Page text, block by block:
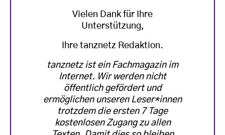
Vielen Dank für Ihre
Unterstützung,
Ihre tanznetz Redaktion.
tanznetz ist ein Fachmagazin im
Internet. Wir werden nicht
öffentlich gefördert und
ermöglichen unseren Leser*innen
trotzdem die ersten 7 Tage
kostenlosen Zugang zu allen